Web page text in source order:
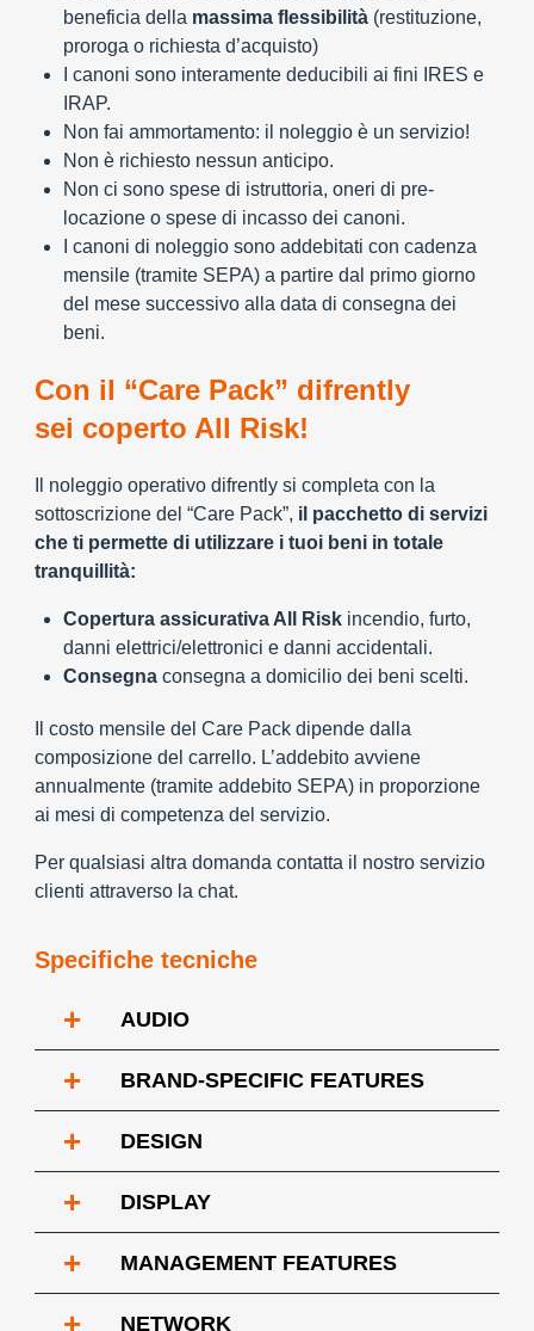
beneficia della massima flessibilità (restituzione,
proroga o richiesta d’acquisto)
I canoni sono interamente deducibili ai fini IRES e
IRAP.
Non fai ammortamento: il noleggio è un servizio!
Non è richiesto nessun anticipo.
Non ci sono spese di istruttoria, oneri di pre-
locazione o spese di incasso dei canoni.
I canoni di noleggio sono addebitati con cadenza
mensile (tramite SEPA) a partire dal primo giorno
del mese successivo alla data di consegna dei
beni.
Con il “Care Pack” difrently
sei coperto All Risk!
Il noleggio operativo difrently si completa con la
sottoscrizione del “Care Pack”, il pacchetto di servizi
che ti permette di utilizzare i tuoi beni in totale
tranquillità:
Copertura assicurativa All Risk incendio, furto,
danni elettrici/elettronici e danni accidentali.
Consegna consegna a domicilio dei beni scelti.
Il costo mensile del Care Pack dipende dalla
composizione del carrello. L’addebito avviene
annualmente (tramite addebito SEPA) in proporzione
ai mesi di competenza del servizio.
Per qualsiasi altra domanda contatta il nostro servizio
clienti attraverso la chat.
Specifiche tecniche
+ AUDIO
+ BRAND-SPECIFIC FEATURES
+ DESIGN
+ DISPLAY
+ MANAGEMENT FEATURES
+ NETWORK